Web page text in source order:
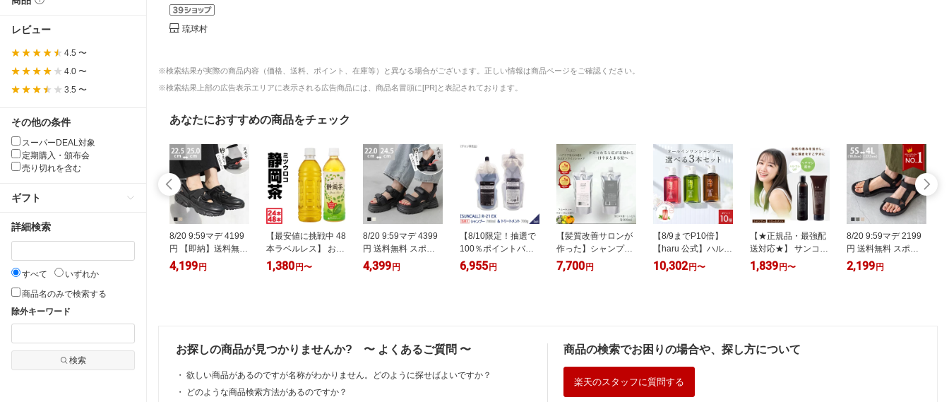
レビュー
4.5 〜
4.0 〜
3.5 〜
その他の条件
スーパーDEAL対象
定期購入・頒布会
売り切れを含む
ギフト
詳細検索
すべて
いずれか
商品名のみで検索する
除外キーワード
検索
琉球村
※検索結果が実際の商品内容（価格、送料、ポイント、在庫等）と異なる場合がございます。正しい情報は商品ページをご確認ください。
※検索結果上部の広告表示エリアに表示される広告商品には、商品名冒頭に[PR]と表記されております。
あなたにおすすめの商品をチェック
ル レディー
い 6センチ
ホワイトソー
痛くない 歩
スポサン
ダル スニー
段使い おし
円
濯槽クリーナー
8/20 9:59マデ 4199
円 【即納】送料無料
サンダル レディース
スニーカーサンダル
ロ 厚底サンダル ホ
わせ おしゃれ 最強
配送 ssa
4,199 円
【最安値に挑戦中 48
本ラベルレス】 お茶
緑茶 ペットボトル
500ml 24本 /48本 ラ
1,380 円〜
8/20 9:59マデ 4399
円 送料無料 スポー
ツサンダル 痛くない
歩きやすい レディー
底サンダル 最強配送
4,399 円
【8/10限定！抽選で
100％ポイントバッ
ク】◎〈60〉【送料
無料】【1＆1セッ
SUNCALL ヘアケア
ジングケア ダメージ
6,955 円
【髪質改善サロンが
作った】シャンプー
トリートメント セ
ット 髪質改善シャン
ケア ダメージケア
美容室 専売品 硬い
髪 太い髪
7,700 円
【8/9までP10倍】
【haru 公式】ハル｜
haru ハル シャンプ
ー 選べる 3本セット
ボリューム オールイ
10,302 円〜
【★正規品・最強配
送対応★】 サンコー
ル R-21 シャンプー
270ml / トリートメ
種類の植物美容エキ
1,839 円〜
8/20 9:59マデ 2199
円 送料無料 スポー
ツサンダル レディー
ス メンズ キッズ フ
2,199 円
お探しの商品が見つかりませんか? 〜 よくあるご質問 〜
・ 欲しい商品があるのですが名称がわかりません。どのように探せばよいですか？
・
どのような商品検索方法があるのですか？
商品の検索でお困りの場合や、探し方について
楽天のスタッフに質問する